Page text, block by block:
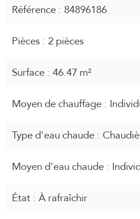
Référence 84896186
Pièces 2 pièces
Surface 46.47 m²
Moyen de chauffage
Type d'eau chaude
Moyen d'eau chaude
État À rafraîchir